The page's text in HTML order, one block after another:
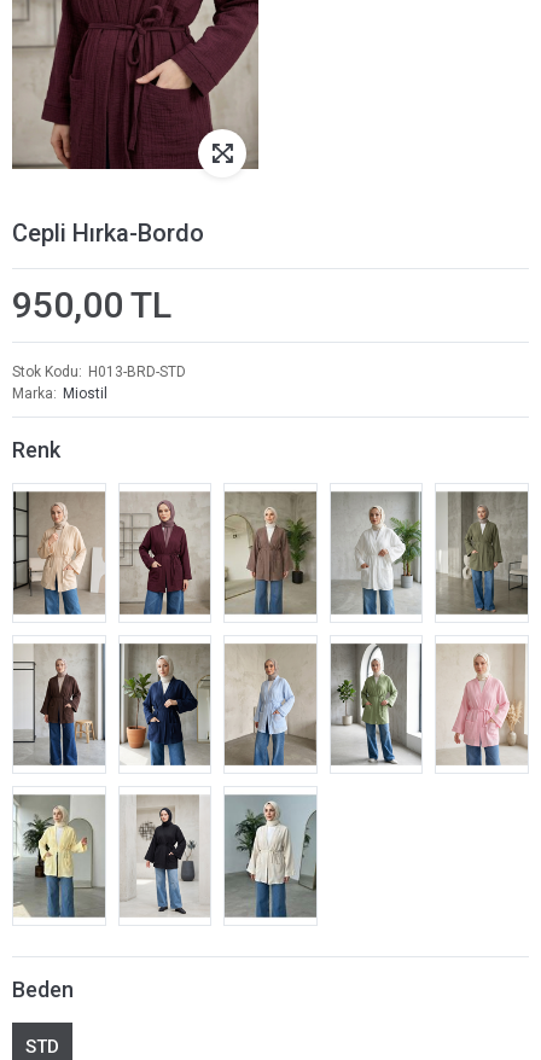
Cepli Hırka-Bordo
950,00 TL
Stok Kodu
H013-BRD-STD
Marka
Miostil
Renk
Beden
STD